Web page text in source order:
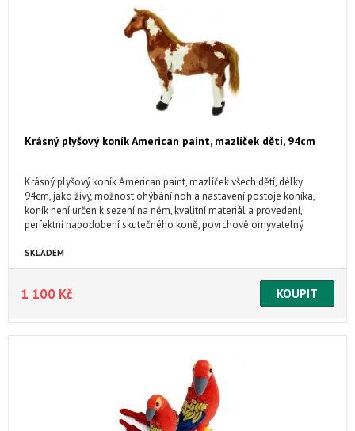
Krásný plyšový koník American paint, mazlíček dětí, 94cm
Krásný plyšový koník American paint, mazlíček všech dětí, délky
94cm, jako živý, možnost ohýbání noh a nastavení postoje koníka,
koník není určen k sezení na něm, kvalitní materiál a provedení,
perfektní napodobení skutečného koně, povrchově omyvatelný
SKLADEM
1 100 Kč